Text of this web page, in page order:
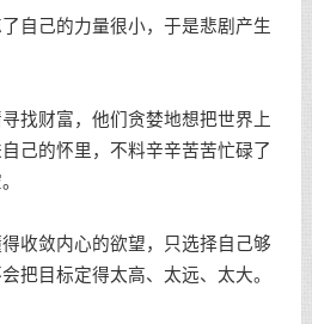
己的力量很小，于是悲剧产生
财富，他们贪婪地想把世界上
己的怀里，不料辛辛苦苦忙碌了
敛内心的欲望，只选择自己够
把目标定得太高、太远、太大。